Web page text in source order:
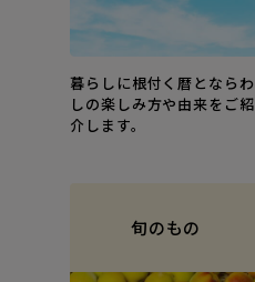
暮らしに根付く暦とならわ
しの楽しみ方や由来をご紹
介します。
旬のもの